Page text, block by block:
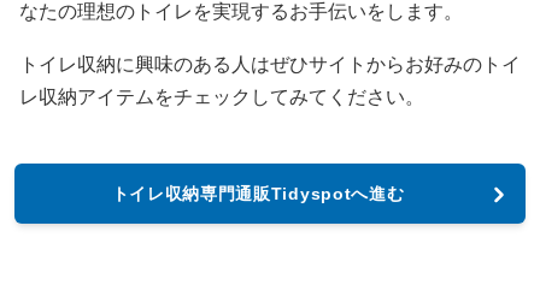
なたの理想のトイレを実現するお手伝いをします。
トイレ収納に興味のある人はぜひサイトからお好みのトイ
レ収納アイテムをチェックしてみてください。
トイレ収納専門通販Tidyspotへ進む